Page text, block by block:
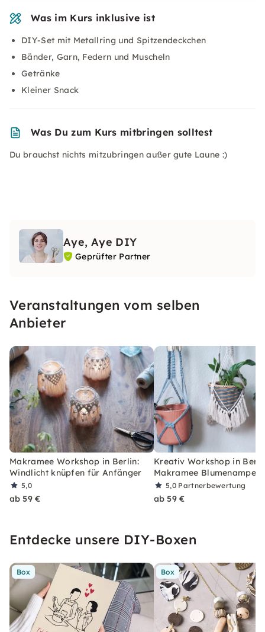
Was im Kurs inklusive ist
DIY-Set mit Metallring und Spitzendeckchen
Bänder, Garn, Federn und Muscheln
Getränke
Kleiner Snack
Was Du zum Kurs mitbringen solltest
Du brauchst nichts mitzubringen außer gute Laune :)
Aye, Aye DIY
Geprüfter Partner
Veranstaltungen vom selben
Anbieter
Makramee Workshop in Berlin:
Windlicht knüpfen für Anfänger
5,0
ab 59 €
Kreativ Workshop in
Makramee Blumenampel
5,0 Partnerbewertung
ab 59 €
Entdecke unsere DIY-Boxen
Box Box